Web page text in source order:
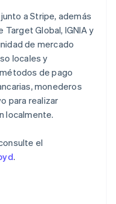
sin
a Stripe, además
Global, IGNIA y
de mercado
locales y
de pago
monederos
para realizar
localmente.
el
.